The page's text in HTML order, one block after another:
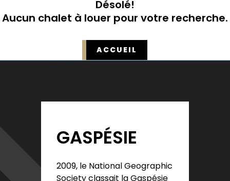
Désolé!
Aucun chalet à louer pour votre recherche.
ACCUEIL
GASPÉSIE
2009, le National Geographic
Society classait la Gaspésie